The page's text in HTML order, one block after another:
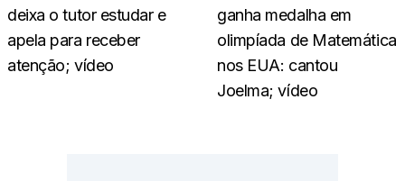
deixa o tutor estudar e
apela para receber
atenção; vídeo
ganha medalha em
olimpíada de Matemática
nos EUA: cantou
Joelma; vídeo